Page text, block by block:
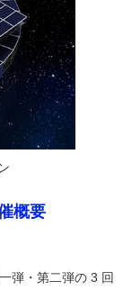
概要
弾・第二弾の 3 回